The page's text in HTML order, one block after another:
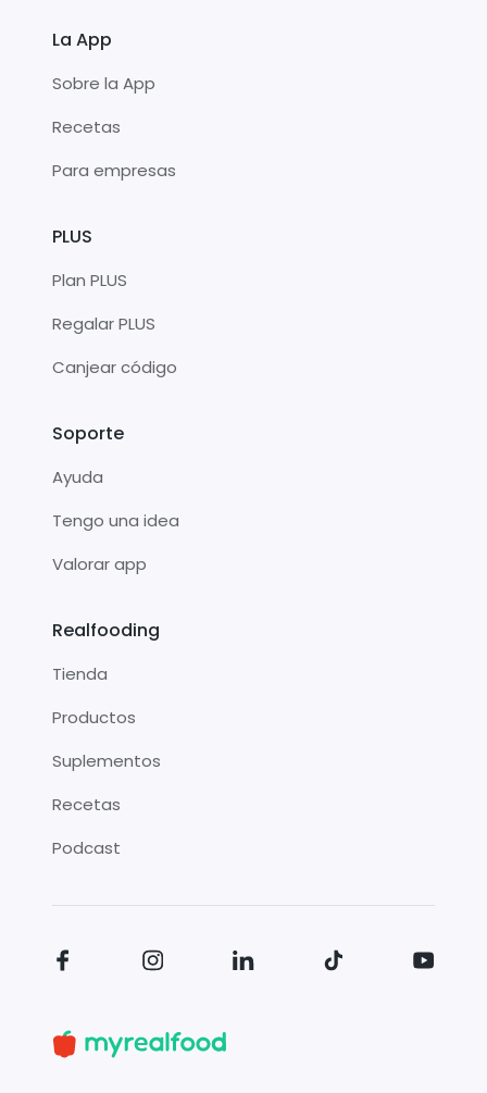
La App
Sobre la App
Recetas
Para empresas
PLUS
Plan PLUS
Regalar PLUS
Canjear código
Soporte
Ayuda
Tengo una idea
Valorar app
Realfooding
Tienda
Productos
Suplementos
Recetas
Podcast